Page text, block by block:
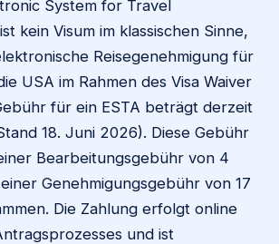
System for Travel
kein Visum im klassischen Sinne,
Reisegenehmigung für
USA im Rahmen des Visa Waiver
für ein ESTA beträgt derzeit
18. Juni 2026). Diese Gebühr
Bearbeitungsgebühr von 4
Genehmigungsgebühr von 17
Die Zahlung erfolgt online
und ist